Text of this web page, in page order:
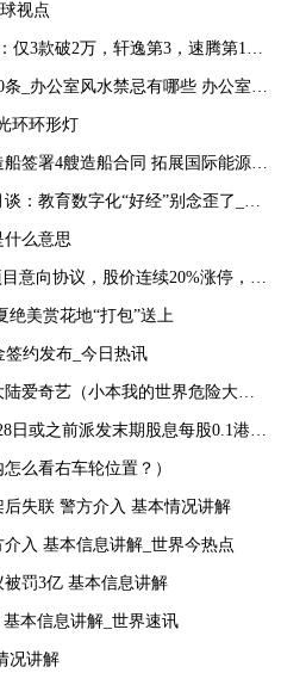
视点
3款破2万，轩逸第3，速腾第16！
室风水禁忌有哪些 办公室风水禁忌大全
环环形灯
4艘造船合同 拓展国际能源运输领域合作
数字化“好经”别念歪了_环球今亮点
么意思
股价连续20%涨停，这家公司获机构扎堆关注
绝美赏花地“打包”送上
签约发布_今日热讯
奇艺（小本我的世界危险大陆）
前派发末期股息每股0.1港元-世界微资讯
么看右车轮位置？）
失联 警方介入 基本情况讲解
入 基本信息讲解_世界今热点
罚3亿 基本信息讲解
本信息讲解_世界速讯
况讲解